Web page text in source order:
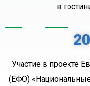
в
Участие в проекте
(ЕФО)